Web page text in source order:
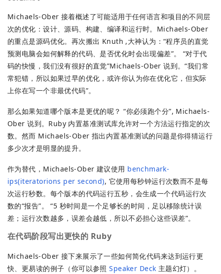
Michaels-Ober 接着概述了可能适用于任何语言和项目的不同层
次的优化：设计、源码、构建、编译和运行时。Michaels-Ober
的重点是源码优化。再次搬出 Knuth ,大神认为：“程序员的直觉
预测电脑会如何解释的代码、是否优化时会出现偏差”。 “对于代
码的快慢，我们没有很好的直觉”Michaels-Ober 说到。“我们常
常犯错，所以如果过早的优化，或许你认为你在优化它，但实际
上你在写一个非最优代码”。
那么如果知道哪个版本是更优的呢？ “你必须跑个分”, Michaels-
Ober 说到。Ruby 内置基准测试库允许对一个方法运行指定的次
数。然而 Michaels-Ober 指出内置基准测试的问题是你得猜运行
多少次才是明显的提升。
作为替代，Michaels-Ober 建议使用 benchmark-
ips(iteratorions per second), 它使用每秒钟运行次数而不是每
次运行秒数。每个版本的代码运行五秒，会生成一个代码运行次
数的“报告”。 “5 秒时间是一个足够长的时间，足以移除统计误
差；运行次数越多，误差会越低，所以不必担心这些误差”。
在代码阶段写出更快的 Ruby
Michaels-Ober 接下来展示了一些如何简化代码来达到运行更
快、更易读的例子（你可以参照Speaker Deck 主题幻灯）。